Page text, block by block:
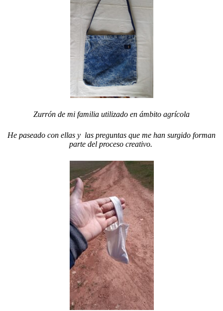
Zurrón de mi familia utilizado en ámbito agrícola
He paseado con ellas y las preguntas que me han surgido forman
parte del proceso creativo.